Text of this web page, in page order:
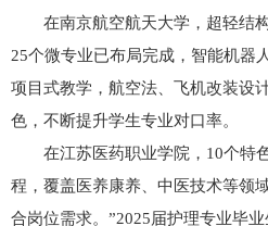
在南京航空航天大学，超轻结
25个微专业已布局完成，智能机器
项目式教学，航空法、飞机改装设
色，不断提升学生专业对口率。
在江苏医药职业学院，10个特
程，覆盖医养康养、中医技术等领
合岗位需求。”2025届护理专业毕